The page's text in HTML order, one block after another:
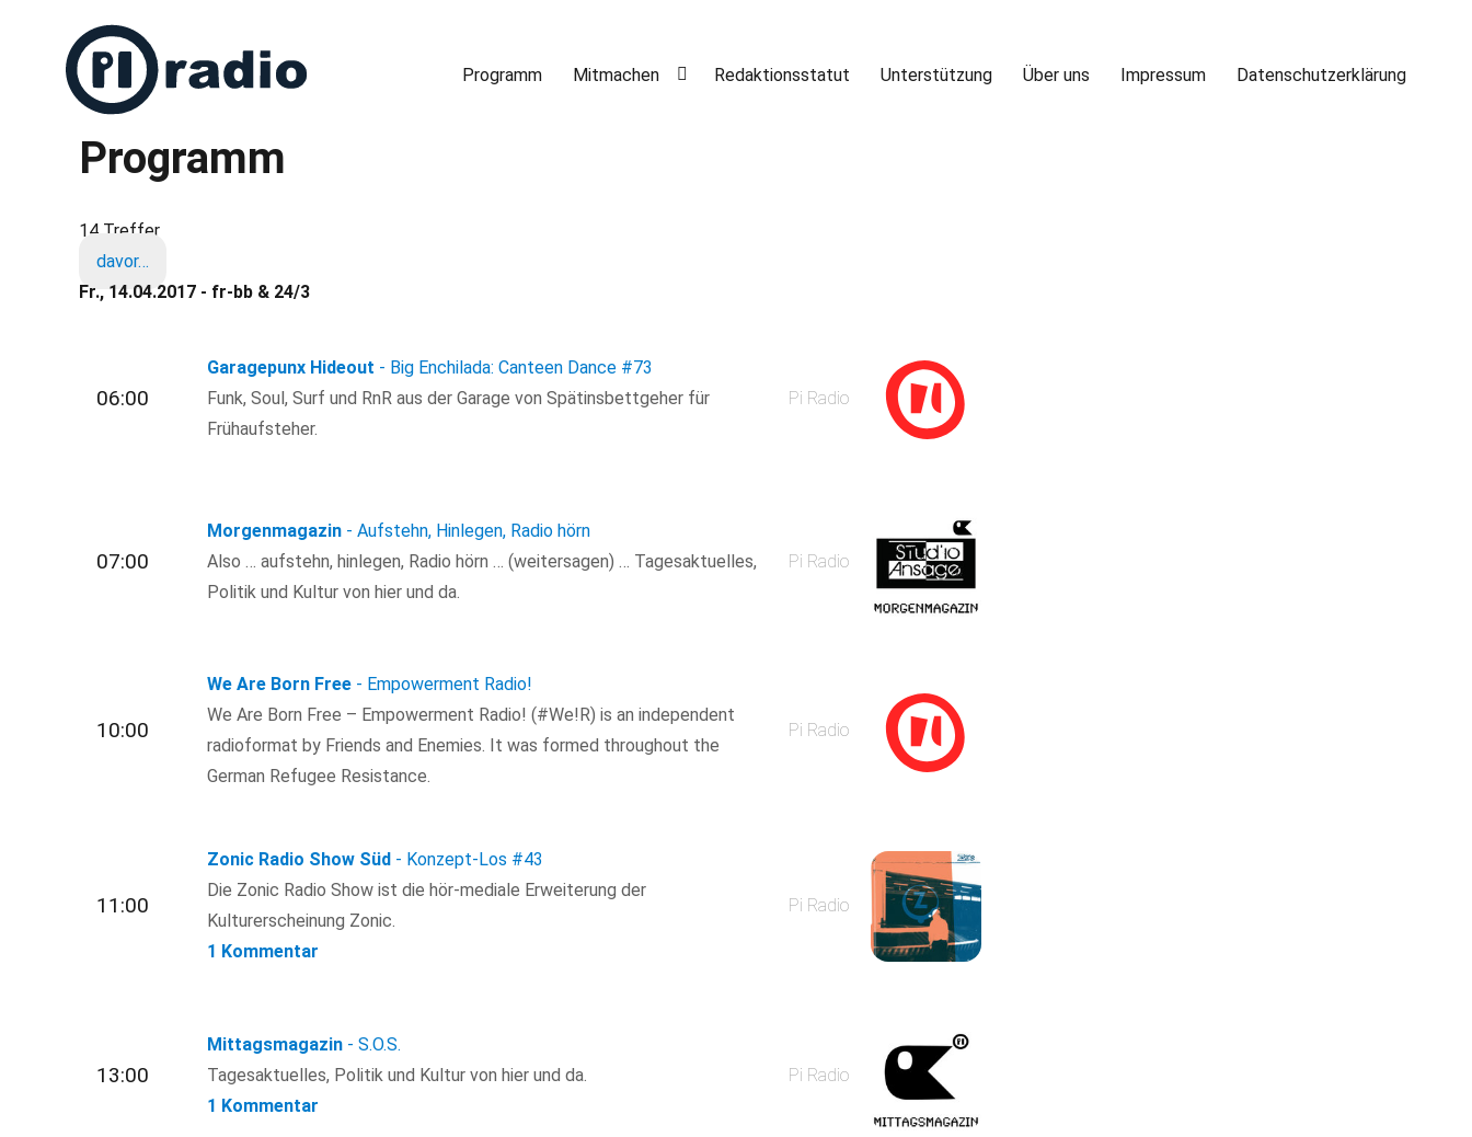
Freies Radio in Berlin
Programm Mitmachen Redaktionsstatut Unterstützung Über uns Impressum Datenschutzerklärung
Programm
14 Treffer
davor…
Fr., 14.04.2017 - fr-bb & 24/3
06:00
Garagepunx Hideout - Big Enchilada: Canteen Dance #73
Funk, Soul, Surf und RnR aus der Garage von Spätinsbettgeher für
Frühaufsteher.
Pi Radio
07:00
Morgenmagazin - Aufstehn, Hinlegen, Radio hörn
Also … aufstehn, hinlegen, Radio hörn … (weitersagen) … Tagesaktuelles,
Politik und Kultur von hier und da.
Pi Radio
10:00
We Are Born Free - Empowerment Radio!
We Are Born Free – Empowerment Radio! (#We!R) is an independent
radioformat by Friends and Enemies. It was formed throughout the
German Refugee Resistance.
Pi Radio
11:00
Zonic Radio Show Süd - Konzept-Los #43
Die Zonic Radio Show ist die hör-mediale Erweiterung der
Kulturerscheinung Zonic.
1 Kommentar
Pi Radio
13:00
Mittagsmagazin - S.O.S.
Tagesaktuelles, Politik und Kultur von hier und da.
1 Kommentar
Pi Radio